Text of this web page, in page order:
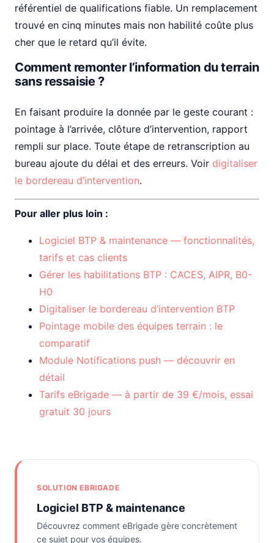
référentiel de qualifications fiable. Un remplacement
trouvé en cinq minutes mais non habilité coûte plus
cher que le retard qu’il évite.
Comment remonter l’information du terrain
sans ressaisie ?
En faisant produire la donnée par le geste courant :
pointage à l’arrivée, clôture d’intervention, rapport
rempli sur place. Toute étape de retranscription au
bureau ajoute du délai et des erreurs. Voir digitaliser
le bordereau d’intervention.
Pour aller plus loin :
Logiciel BTP & maintenance — fonctionnalités,
tarifs et cas clients
Gérer les habilitations BTP : CACES, AIPR, B0-
H0
Digitaliser le bordereau d’intervention BTP
Pointage mobile des équipes terrain : le
comparatif
Module Notifications push — découvrir en
détail
Tarifs eBrigade — à partir de 39 €/mois, essai
gratuit 30 jours
SOLUTION EBRIGADE
Logiciel BTP & maintenance
Découvrez comment eBrigade gère concrètement
ce sujet pour vos équipes.